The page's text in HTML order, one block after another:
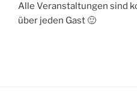
Alle Veranstaltungen sind
über jeden Gast 🙂